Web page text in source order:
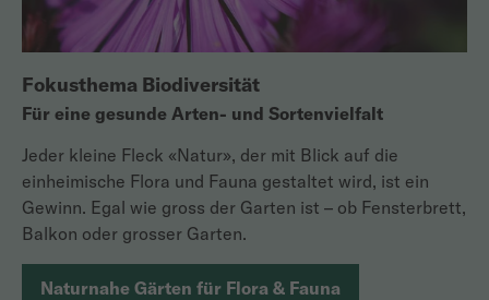
Fokusthema Biodiversität
Für eine gesunde Arten- und Sortenvielfalt
Jeder kleine Fleck «Natur», der mit Blick auf die
einheimische Flora und Fauna gestaltet wird, ist ein
Gewinn. Egal wie gross der Garten ist – ob Fensterbrett,
Balkon oder grosser Garten.
Naturnahe Gärten für Flora & Fauna